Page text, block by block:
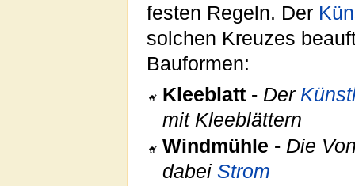
festen Regeln. Der
solchen Kreuzes
Bauformen:
Kleeblatt - Der
mit Kleeblättern
Windmühle - Die
dabeiStrom